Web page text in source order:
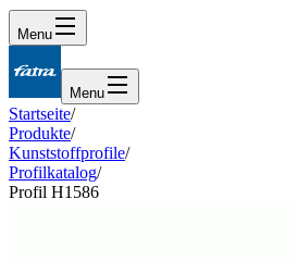
Menu
Menu
Startseite/
Produkte/
Kunststoffprofile/
Profilkatalog/
Profil H1586